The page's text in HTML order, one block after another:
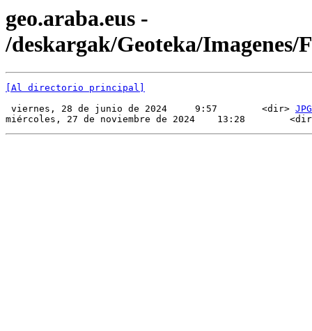
geo.araba.eus -
/deskargak/Geoteka/Imagenes/
[Al directorio principal]
viernes, 28 de junio de 2024     9:57        <dir> JPG
miércoles, 27 de noviembre de 2024    13:28